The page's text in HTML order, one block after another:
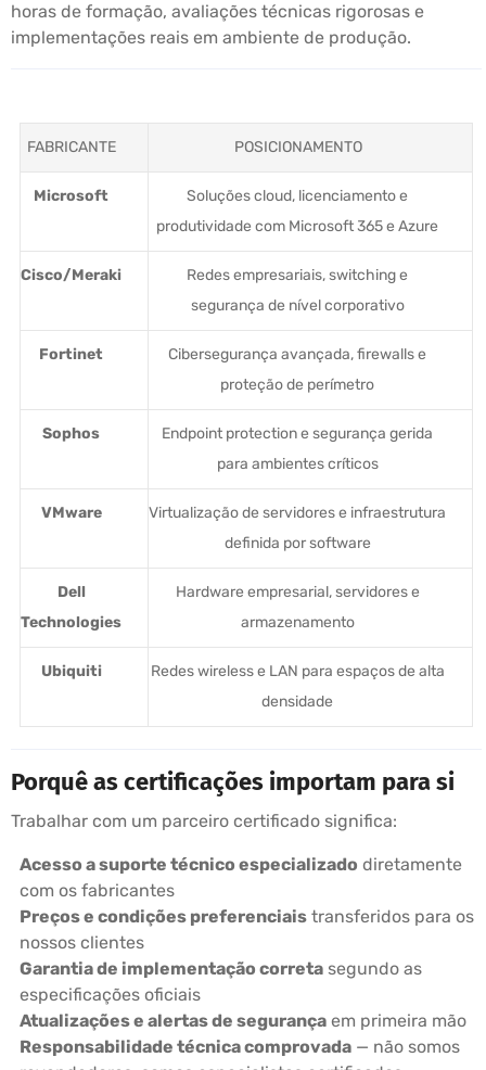
horas de formação, avaliações técnicas rigorosas e
implementações reais em ambiente de produção.
FABRICANTE POSICIONAMENTO
Microsoft
Soluções cloud, licenciamento e
produtividade com Microsoft 365 e Azure
Cisco/Meraki
Redes empresariais, switching e
segurança de nível corporativo
Fortinet
Cibersegurança avançada, firewalls e
proteção de perímetro
Sophos
Endpoint protection e segurança gerida
para ambientes críticos
VMware
Virtualização de servidores e infraestrutura
definida por software
Dell
Technologies
Hardware empresarial, servidores e
armazenamento
Ubiquiti
Redes wireless e LAN para espaços de alta
densidade
Porquê as certificações importam para si
Trabalhar com um parceiro certificado significa:
Acesso a suporte técnico especializado diretamente
com os fabricantes
Preços e condições preferenciais transferidos para os
nossos clientes
Garantia de implementação correta segundo as
especificações oficiais
Atualizações e alertas de segurança em primeira mão
Responsabilidade técnica comprovada — não somos